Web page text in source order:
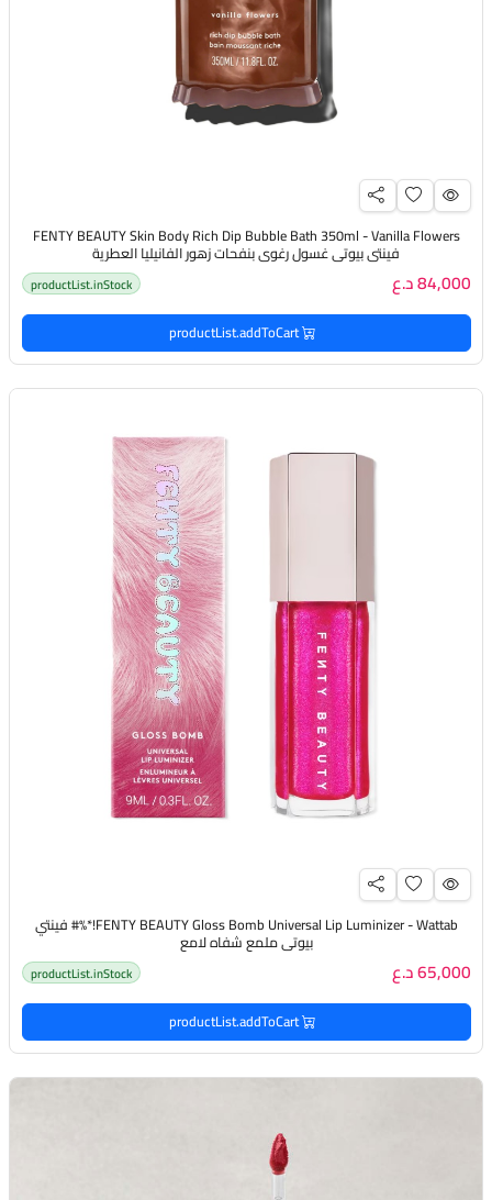
FENTY BEAUTY Skin Body Rich Dip Bubble Bath 350ml - Vanilla Flowers
فينتي بيوتي غسول رغوي بنفحات زهور الفانيليا العطرية
84,000 د.ع productList.inStock
productList.addToCart
FENTY BEAUTY Gloss Bomb Universal Lip Luminizer - Wattab!*%# فينتي
بيوتي ملمع شفاه لامع
65,000 د.ع productList.inStock
productList.addToCart